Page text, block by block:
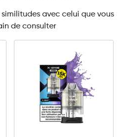
avec celui que vous
de consulter
10mg 20mg